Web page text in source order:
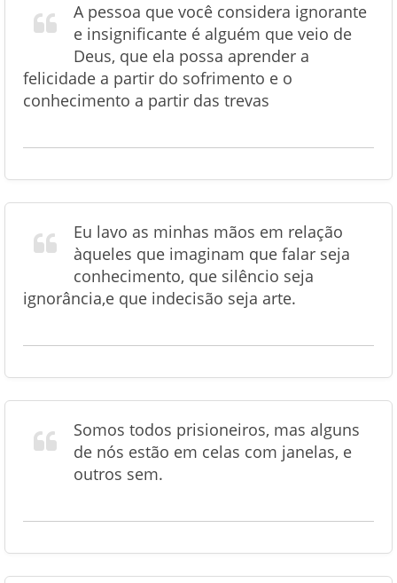
A pessoa que você considera ignorante
e insignificante é alguém que veio de
Deus, que ela possa aprender a
felicidade a partir do sofrimento e o
conhecimento a partir das trevas
Eu lavo as minhas mãos em relação
àqueles que imaginam que falar seja
conhecimento, que silêncio seja
ignorância,e que indecisão seja arte.
Somos todos prisioneiros, mas alguns
de nós estão em celas com janelas, e
outros sem.